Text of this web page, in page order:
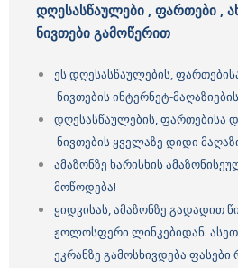
დღესასწაულები , ფართები ,
ნივთები გამოწერით
ეს დღესასწაულების,
ნივთების ინტერნეტ-
დღესასწაულების, ფართებისა
ნივთების ყველაზე დიდი
ამაზონზე ხარისხის
მოწოდება!
ყიდვისას, ამაზონზე გადადით
ჟოლოსფერი ლინკებიდან. ასეთ
ეკრანზე გამოსხივდება